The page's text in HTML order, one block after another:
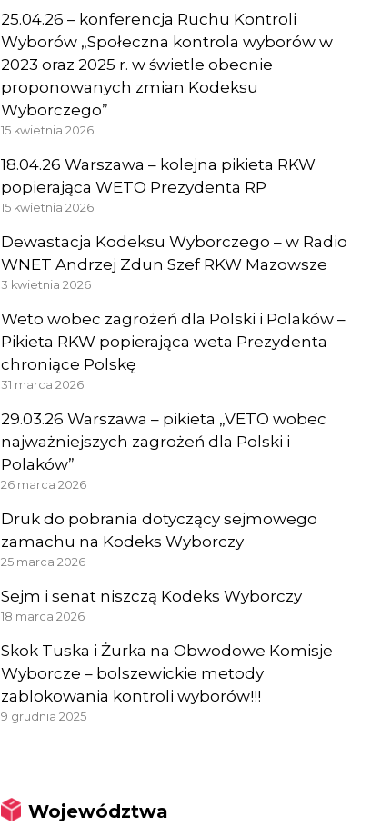
25.04.26 – konferencja Ruchu Kontroli
Wyborów „Społeczna kontrola wyborów w
2023 oraz 2025 r. w świetle obecnie
proponowanych zmian Kodeksu
Wyborczego”
15 kwietnia 2026
18.04.26 Warszawa – kolejna pikieta RKW
popierająca WETO Prezydenta RP
15 kwietnia 2026
Dewastacja Kodeksu Wyborczego – w Radio
WNET Andrzej Zdun Szef RKW Mazowsze
3 kwietnia 2026
Weto wobec zagrożeń dla Polski i Polaków –
Pikieta RKW popierająca weta Prezydenta
chroniące Polskę
31 marca 2026
29.03.26 Warszawa – pikieta „VETO wobec
najważniejszych zagrożeń dla Polski i
Polaków”
26 marca 2026
Druk do pobrania dotyczący sejmowego
zamachu na Kodeks Wyborczy
25 marca 2026
Sejm i senat niszczą Kodeks Wyborczy
18 marca 2026
Skok Tuska i Żurka na Obwodowe Komisje
Wyborcze – bolszewickie metody
zablokowania kontroli wyborów!!!
9 grudnia 2025
Województwa